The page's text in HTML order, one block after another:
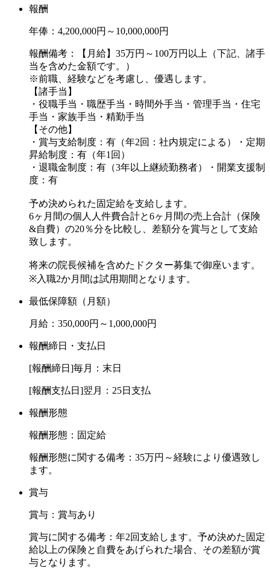
を促し、挑戦する意欲と最後までやりきる責任感を持った人
財育成を行い、個人の創造力とチームワークの強みを最大限
に高める企業風土をつくることを目的としています。
私たちが必要とする人財は、積極的に学ぶ意欲があり、チー
ムに貢献するための努力を惜しまない人です。
知識が多い、経験が多い、自信があるなどは不可欠な要素で
はありません。
一緒に将来を見据えて考える力を持つことが重要です。
ってきた医院としっかりと教育を行っている医院とで大きな
二極化が生まれています。
自分がどちらの側で歯科界を見ていくのか、社会に貢献する
ためにどのような人間になるのかを考えてください。
私たちは、あなたの将来を一緒に作っていきたいと考えてい
ます。
私たちの持っている歯科医療サービス、マネジメント、経営
スキルや人間性を尊重した企業風土を一緒にさらに進化させ
ていきましょう。
患者さまに真実の診療を実現します。
診療ゴールは、患者さまの歯が生涯健康であり続けることで
この診療ゴールを患者さまと一緒に達成するため、 私たち
スタッフは常に努力と研鑽を重ねています。
「患者さまに満足以上の喜び」を提供するためには、「スタ
ッフ全員が理念を意識し続けること」が不可欠であると考え
ています。
ご応募をお待ちしております。
報酬
年俸：4,200,000円～10,000,000円
報酬備考：【月給】35万円～100万円以上（下記、諸手
当を含めた金額です。）
※前職、経験などを考慮し、優遇します。
【諸手当】
・役職手当・職歴手当・時間外手当・管理手当・住宅
手当・家族手当・精勤手当
【その他】
・賞与支給制度：有（年2回：社内規定による）・定期
昇給制度：有（年1回）
・退職金制度：有（3年以上継続勤務者）・開業支援制
度：有
予め決められた固定給を支給します。
6ヶ月間の個人人件費合計と6ヶ月間の売上合計（保険
&自費）の20％分を比較し、差額分を賞与として支給
致します。
将来の院長候補を含めたドクター募集で御座います。
※入職2か月間は試用期間となります。
最低保障額（月額）
月給：350,000円～1,000,000円
報酬締日・支払日
[報酬締日]毎月：末日
[報酬支払日]翌月：25日支払
報酬形態
報酬形態：固定給
報酬形態に関する備考：35万円～経験により優遇致し
ます。
賞与
賞与：賞与あり
賞与に関する備考：年2回支給します。予め決めた固定
給以上の保険と自費をあげられた場合、その差額が賞
与となります。